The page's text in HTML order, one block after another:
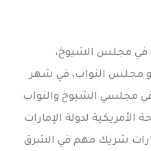
في مجلس الشيوخ،
مجلس النواب، في شهر
مجلسي الشيوخ والنواب
لدولة الإمارات
شريك مهم في الشرق